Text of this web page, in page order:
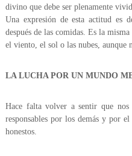
divino que debe ser plenamente
Una expresión de esta actitud es
después de las comidas. Es la
el viento, el sol o las nubes, aunque
LA LUCHA POR UN MUNDO
Hace falta volver a sentir que nos
responsables por los demás y por
honestos.